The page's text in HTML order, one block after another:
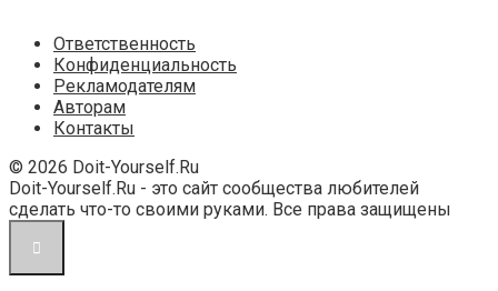
Ответственность
Конфиденциальность
Рекламодателям
Авторам
Контакты
© 2026 Doit-Yourself.Ru
Doit-Yourself.Ru - это сайт сообщества любителей
сделать что-то своими руками. Все права защищены